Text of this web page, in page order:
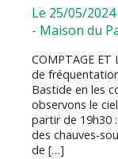
Le 25/05/2024
- Maison du
COMPTAGE ET
de
Bastide en les
observons le
partir de 19h30
des chauves-
de […]